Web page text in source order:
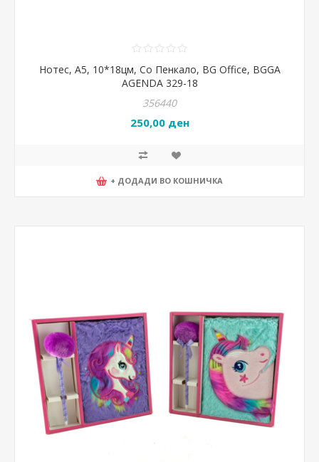
Нотес, А5, 10*18цм, Со Пенкало, BG Office, BGGA
AGENDA 329-18
356440
250,00 ден
+ ДОДАДИ ВО КОШНИЧКА